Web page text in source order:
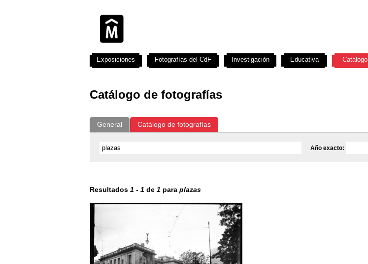
Catálogo de fotografías
General Catálogo de fotografías
Año exacto:
Resultados 1 - 1 de 1 para plazas
Exposiciones Fotografías del CdF Investigación Educativa Catálogo